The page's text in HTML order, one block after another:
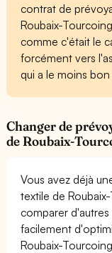
contrat de
Roubaix-
comme c'était le
forcément vers
qui a le moins
Changer de
de Roubaix-
Vous avez déjà
textile de
comparer
facilement
Roubaix-